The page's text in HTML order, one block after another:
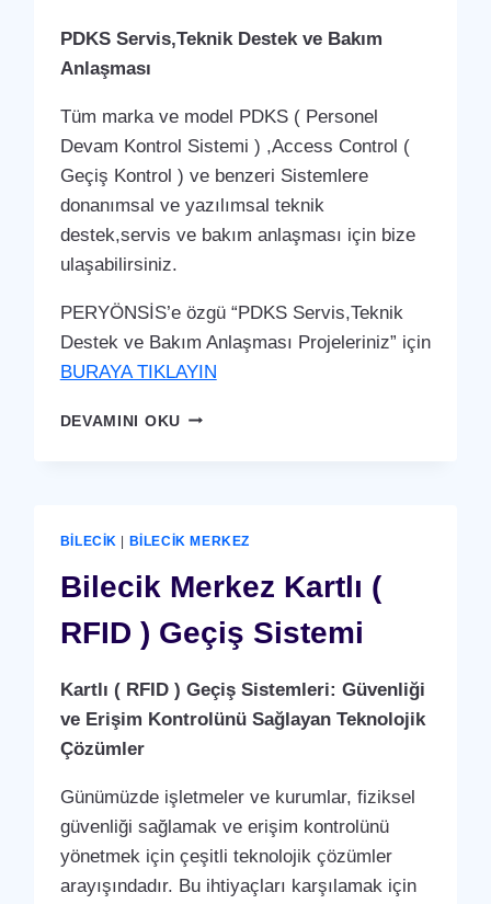
PDKS Servis,Teknik Destek ve Bakım
Anlaşması
Tüm marka ve model PDKS ( Personel
Devam Kontrol Sistemi ) ,Access Control (
Geçiş Kontrol ) ve benzeri Sistemlere
donanımsal ve yazılımsal teknik
destek,servis ve bakım anlaşması için bize
ulaşabilirsiniz.
PERYÖNSİS’e özgü “PDKS Servis,Teknik
Destek ve Bakım Anlaşması Projeleriniz” için
BURAYA TIKLAYIN
DEVAMINI OKUBILECIK
ANLAŞMASI
HIZMETI
BILECIK | BILECIK MERKEZ
Bilecik Merkez Kartlı (
RFID ) Geçiş Sistemi
Kartlı ( RFID ) Geçiş Sistemleri: Güvenliği
ve Erişim Kontrolünü Sağlayan Teknolojik
Çözümler
Günümüzde işletmeler ve kurumlar, fiziksel
güvenliği sağlamak ve erişim kontrolünü
yönetmek için çeşitli teknolojik çözümler
arayışındadır. Bu ihtiyaçları karşılamak için